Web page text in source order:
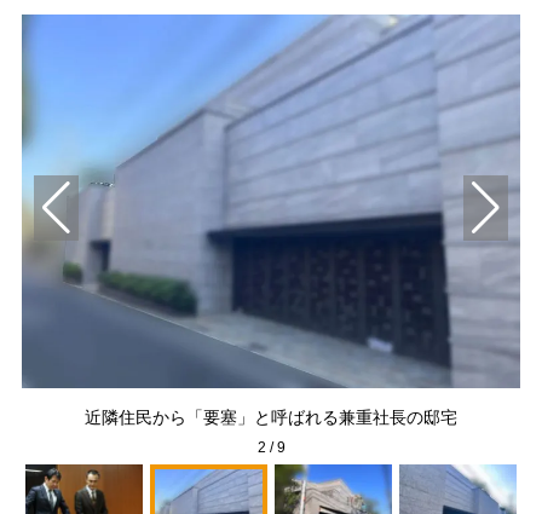
近隣住民から「要塞」と呼ばれる兼重社長の邸宅
2 /9